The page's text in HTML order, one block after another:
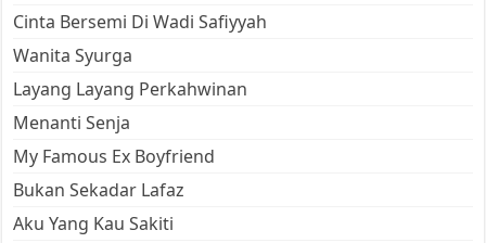
Cinta Bersemi Di Wadi Safiyyah
Wanita Syurga
Layang Layang Perkahwinan
Menanti Senja
My Famous Ex Boyfriend
Bukan Sekadar Lafaz
Aku Yang Kau Sakiti